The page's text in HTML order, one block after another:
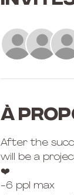
À
After the
will be a
❤️
-6 ppl max